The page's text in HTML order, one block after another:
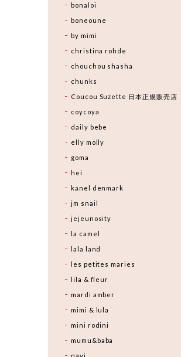
bonaloi
boneoune
by mimi
christina rohde
chouchou shasha
chunks
Coucou Suzette 日本正規販売店
coycoya
daily bebe
elly molly
goma
hei
kanel denmark
jm snail
jejeunosity
la camel
lala land
les petites maries
lila & fleur
mardi amber
mimi & lula
mini rodini
mumu&baba
navi